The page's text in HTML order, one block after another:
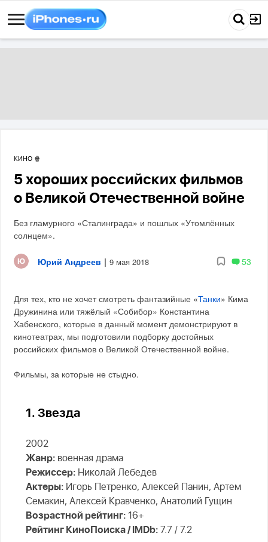
КИНО 🍿
5 хороших российских фильмов
о Великой Отечественной войне
Без гламурного «Сталинграда» и пошлых «Утомлённых
солнцем».
Юрий Андреев | 9 мая 2018 53
Для тех, кто не хочет смотреть фантазийные «Танки» Кима
Дружинина или тяжёлый «Собибор» Константина
Хабенского, которые в данный момент демонстрируют в
кинотеатрах, мы подготовили подборку достойных
российских фильмов о Великой Отечественной войне.
Фильмы, за которые не стыдно.
1. Звезда
2002
Жанр: военная драма
Режиссер: Николай Лебедев
Актеры: Игорь Петренко, Алексей Панин, Артем
Семакин, Алексей Кравченко, Анатолий Гущин
Возрастной рейтинг: 16+
Рейтинг КиноПоиска / IMDb: 7.7 / 7.2